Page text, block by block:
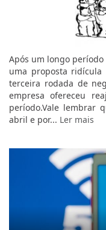
Após um longo
uma proposta ridícula
terceira rodada de
empresa ofereceu
período.Vale lembrar
abril e por... Ler mais